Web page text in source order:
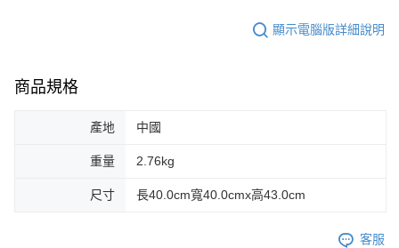
顯示電腦版詳細說明
商品規格
產地 中國
重量 2.76kg
尺寸 長40.0cm寬40.0cmx高43.0cm
客服